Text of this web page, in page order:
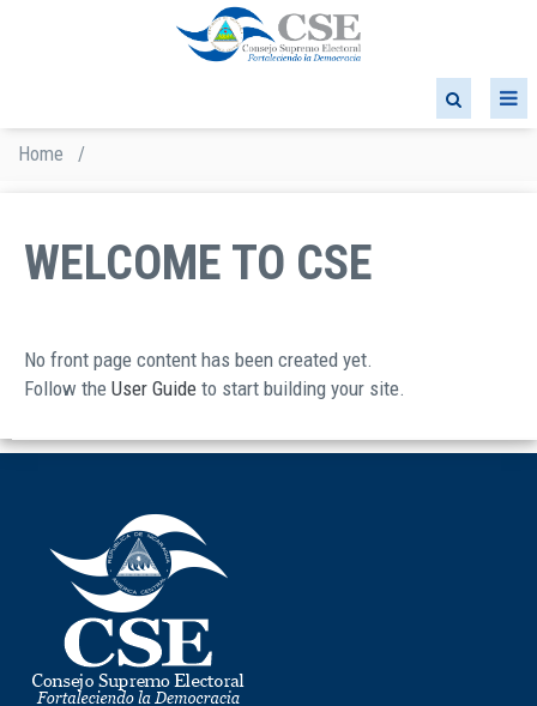
Breadcrumb
Home /
WELCOME TO CSE
No front page content has been created yet.
Follow the User Guide to start building your site.